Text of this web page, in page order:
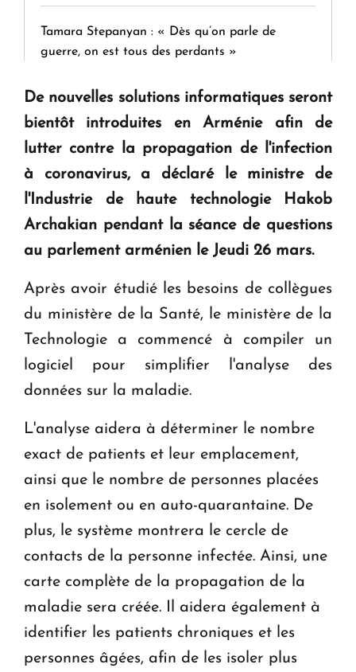
Tamara Stepanyan : « Dès qu’on parle de
guerre, on est tous des perdants »
" Tant qu'il n'existe pas d'alternative concrète, la
question d'un référendum ne se pose pas. "
KASA : 30 ans d'audace, de résilience et d'avenir
en Arménie
Le premier hôtel Hyatt Regency d'Arménie
De nouvelles solutions informatiques seront
bientôt introduites en Arménie afin de
lutter contre la propagation de l'infection
à coronavirus, a déclaré le ministre de
l'Industrie de haute technologie Hakob
Archakian pendant la séance de questions
au parlement arménien le Jeudi 26 mars.
Après avoir étudié les besoins de collègues
du ministère de la Santé, le ministère de la
Technologie a commencé à compiler un
logiciel pour simplifier l'analyse des
données sur la maladie.
L'analyse aidera à déterminer le nombre
exact de patients et leur emplacement,
ainsi que le nombre de personnes placées
en isolement ou en auto-quarantaine. De
plus, le système montrera le cercle de
contacts de la personne infectée. Ainsi, une
carte complète de la propagation de la
maladie sera créée. Il aidera également à
identifier les patients chroniques et les
personnes âgées, afin de les isoler plus